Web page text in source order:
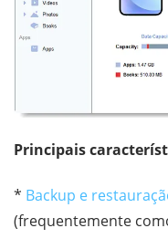
Principais
* Backup e
(frequentemente